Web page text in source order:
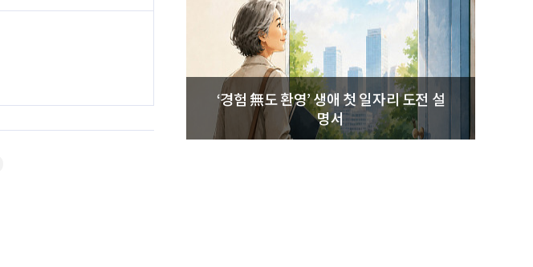
‘경험 無도 환영’ 생애 첫 일자리 도전 설
명서